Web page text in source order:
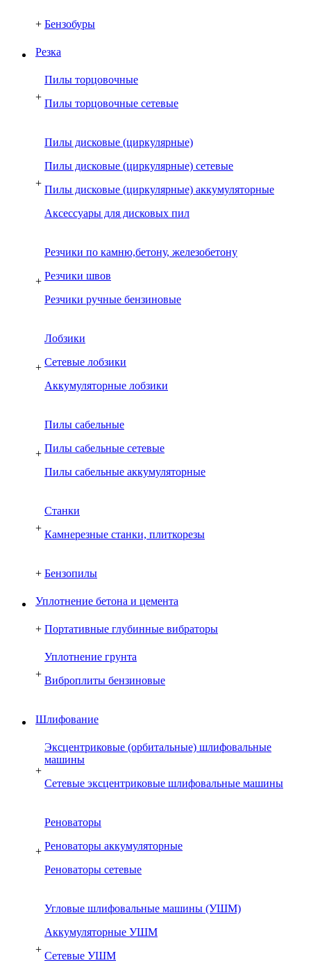
+ Бензобуры
Резка
+
Пилы торцовочные
Пилы торцовочные сетевые
+
Пилы дисковые (циркулярные)
Пилы дисковые (циркулярные) сетевые
Пилы дисковые (циркулярные) аккумуляторные
Аксессуары для дисковых пил
+
Резчики по камню,бетону, железобетону
Резчики швов
Резчики ручные бензиновые
+
Лобзики
Сетевые лобзики
Аккумуляторные лобзики
+
Пилы сабельные
Пилы сабельные сетевые
Пилы сабельные аккумуляторные
+
Cтанки
Камнерезные станки, плиткорезы
+ Бензопилы
Уплотнение бетона и цемента
+ Портативные глубинные вибраторы
+
Уплотнение грунта
Виброплиты бензиновые
Шлифование
+
Эксцентриковые (орбитальные) шлифовальные
машины
Сетевые эксцентриковые шлифовальные машины
+
Реноваторы
Реноваторы аккумуляторные
Реноваторы сетевые
+
Угловые шлифовальные машины (УШМ)
Аккумуляторные УШМ
Сетевые УШМ